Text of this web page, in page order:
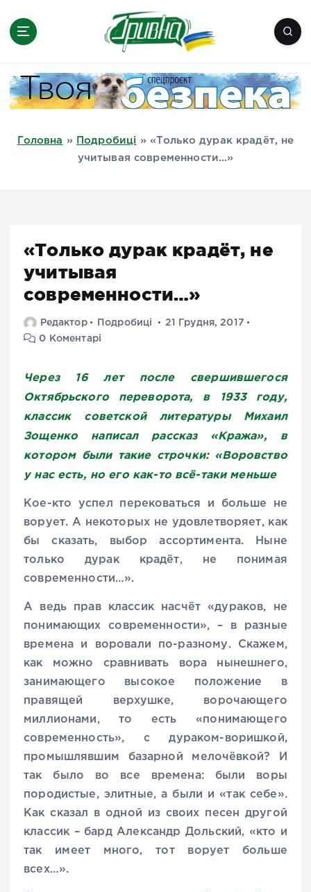
Миколаїв, Одеса, Мелітополь
Головна » Подробиці » «Только дурак крадёт, не
учитывая современности…»
«Только дурак крадёт, не
учитывая
современности…»
Редактор Подробиці
21 Грудня, 2017
0 Коментарі
Через 16 лет после свершившегося
Октябрьского переворота, в 1933 году,
классик советской литературы Михаил
Зощенко написал рассказ «Кража», в
котором были такие строчки: «Воровство
у нас есть, но его как-то всё-таки меньше
Кое-кто успел перековаться и больше не
ворует. А некоторых не удовлетворяет, как
бы сказать, выбор ассортимента. Ныне
только дурак крадёт, не понимая
современности…».
А ведь прав классик насчёт «дураков, не
понимающих современности», – в разные
времена и воровали по-разному. Скажем,
как можно сравнивать вора нынешнего,
занимающего высокое положение в
правящей верхушке, ворочающего
миллионами, то есть «понимающего
современность», с дураком-воришкой,
промышлявшим базарной мелочёвкой? И
так было во все времена: были воры
породистые, элитные, а были и «так себе».
Как сказал в одной из своих песен другой
классик – бард Александр Дольский, «кто и
так имеет много, тот ворует больше
всех…».